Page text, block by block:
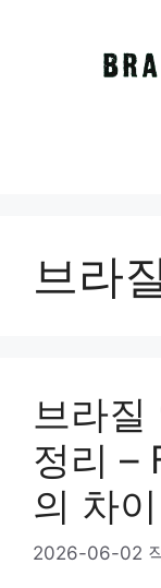
브라
브라질
정리 –
의 차이
2026-06-02